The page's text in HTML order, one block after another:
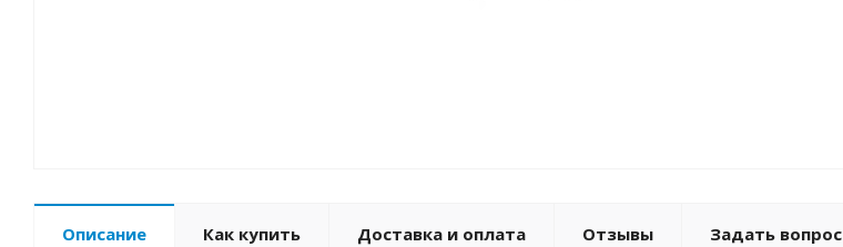
Описание Как купить Доставка и оплата Отзывы Задать вопрос